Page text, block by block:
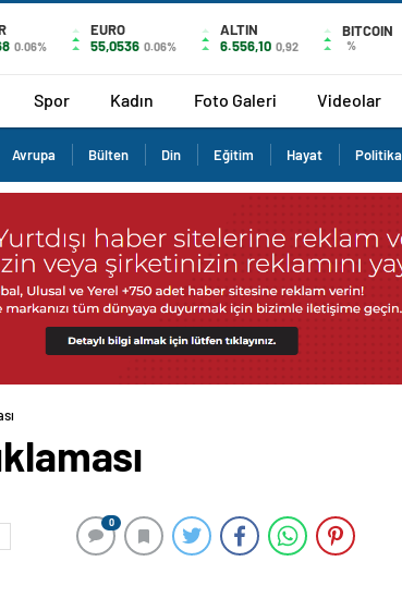
0.06%
EURO
55,0536 0.06%
ALTIN
6.556,10 0,92
BITCOIN
%
Spor Kadın Foto Galeri Videolar
Avrupa Bülten Din Eğitim Hayat Politika
0